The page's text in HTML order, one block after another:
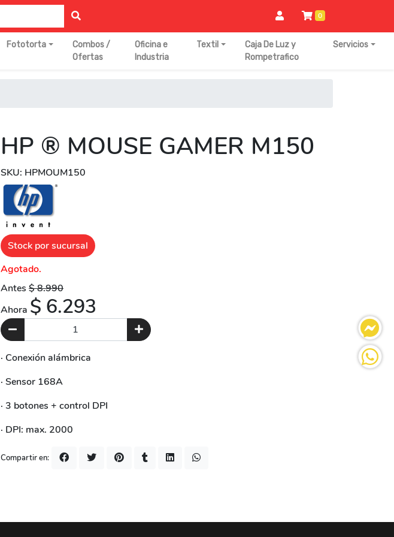
0
Fototorta
Combos /
Ofertas
Oficina e
Industria
Textil
Caja De Luz y
Rompetrafico
Servicios
HP ® MOUSE GAMER M150
SKU: HPMOUM150
Stock por sucursal
Agotado.
Antes $ 8.990
Ahora $ 6.293
· Conexión alámbrica
· Sensor 168A
· 3 botones + control DPI
· DPI: max. 2000
Compartir en: